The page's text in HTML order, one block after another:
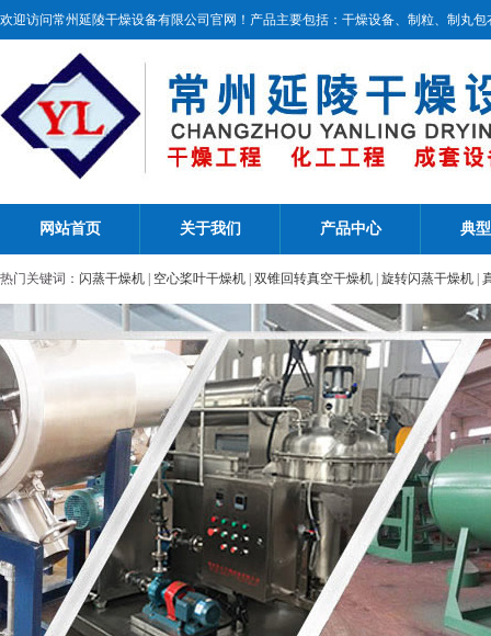
欢迎访问常州延陵干燥设备有限公司官网！产品主要包括：干燥设备、制粒、制丸
网站首页 关于我们 产品中心 典
热门关键词： 闪蒸干燥机 空心桨叶干燥机 双锥回转真空干燥机 旋转闪蒸干燥机
振动流化床干燥机|热风循环烘箱|